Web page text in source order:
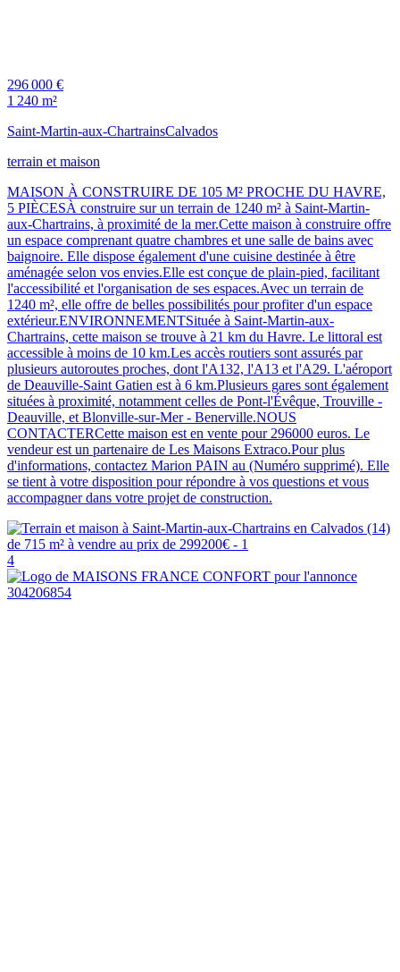
296 000 €
1 240 m²
Saint-Martin-aux-ChartrainsCalvados
terrain et maison
MAISON À CONSTRUIRE DE 105 M² PROCHE DU HAVRE,
5 PIÈCESÀ construire sur un terrain de 1240 m² à Saint-Martin-
aux-Chartrains, à proximité de la mer.Cette maison à construire offre
un espace comprenant quatre chambres et une salle de bains avec
baignoire. Elle dispose également d'une cuisine destinée à être
aménagée selon vos envies.Elle est conçue de plain-pied, facilitant
l'accessibilité et l'organisation de ses espaces.Avec un terrain de
1240 m², elle offre de belles possibilités pour profiter d'un espace
extérieur.ENVIRONNEMENTSituée à Saint-Martin-aux-
Chartrains, cette maison se trouve à 21 km du Havre. Le littoral est
accessible à moins de 10 km.Les accès routiers sont assurés par
plusieurs autoroutes proches, dont l'A132, l'A13 et l'A29. L'aéroport
de Deauville-Saint Gatien est à 6 km.Plusieurs gares sont également
situées à proximité, notamment celles de Pont-l'Évêque, Trouville -
Deauville, et Blonville-sur-Mer - Benerville.NOUS
CONTACTERCette maison est en vente pour 296000 euros. Le
vendeur est un partenaire de Les Maisons Extraco.Pour plus
d'informations, contactez Marion PAIN au (Numéro supprimé). Elle
se tient à votre disposition pour répondre à vos questions et vous
accompagner dans votre projet de construction.
4